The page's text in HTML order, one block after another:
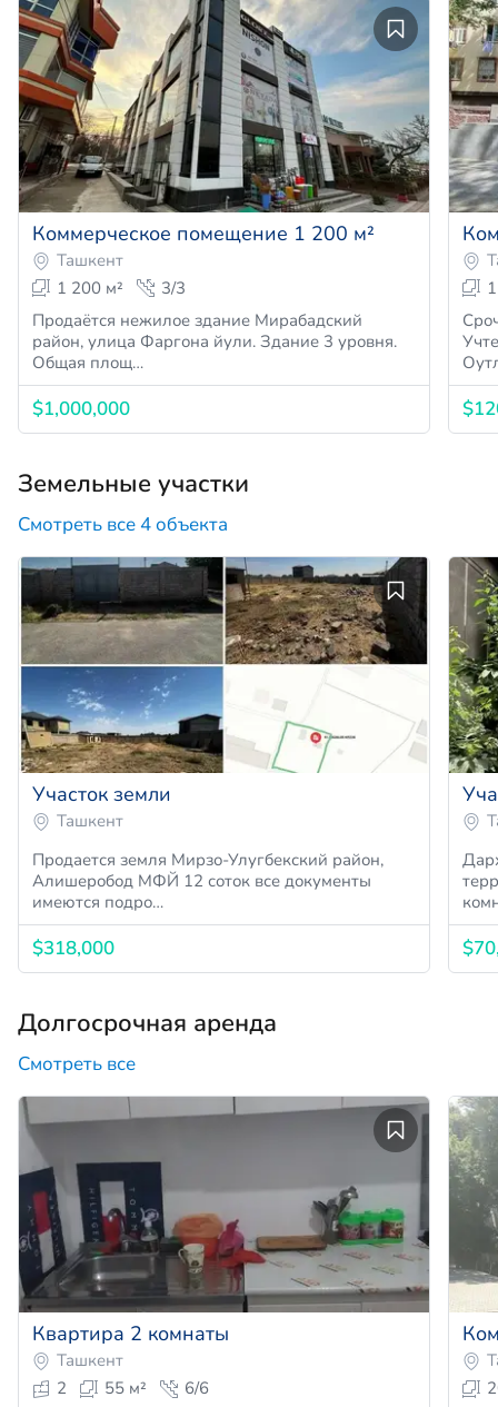
Коммерческое помещение 1 200 м²
Ташкент
1 200 м²
3/3
Продаётся нежилое здание Мирабадский
район, улица Фаргона йули. Здание 3 уровня.
Общая площ…
$1,000,000
Земельные участки
Смотреть все 4 объекта
Участок земли
Ташкент
Продается земля Мирзо-Улугбекский район,
Алишеробод МФЙ 12 соток все документы
имеются подро…
$318,000
территории
Долгосрочная аренда
Смотреть все
Квартира 2 комнаты
Ташкент
2
55 м²
6/6